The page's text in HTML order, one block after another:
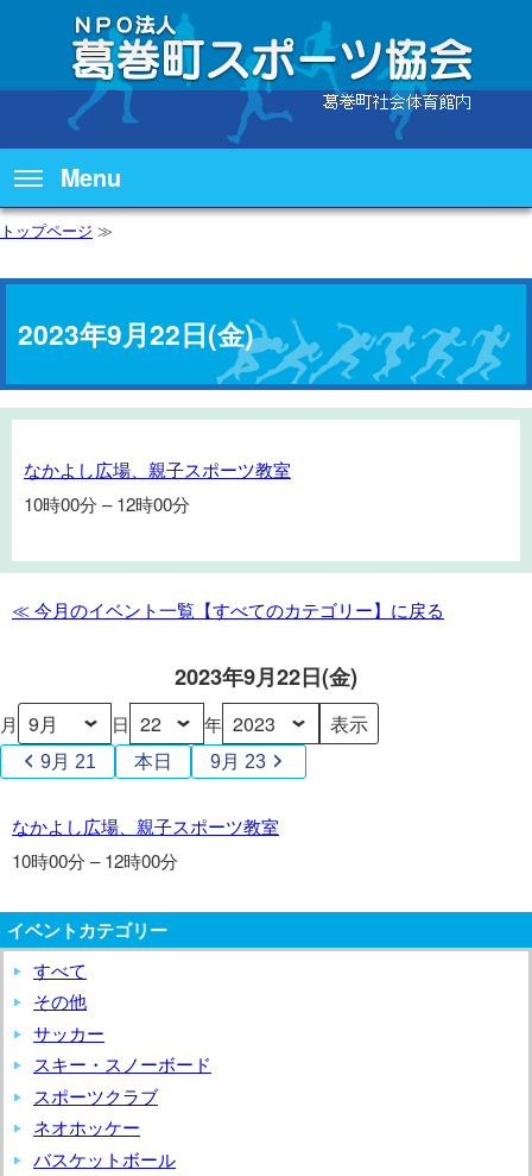
Menu
トップページ ≫
2023年9月22日(金)
な
広
場、
ポ
ー
ツ
室
なかよし広場、親子スポーツ教室
10時00分 – 12時00分
≪ 今月のイベント一覧【すべてのカテゴリー】に戻る
2023年9月22日(金)
月 日 年
9月 21 本日 9月 23
な
よ
広
場、
ポ
ー
ツ
教
なかよし広場、親子スポーツ教室
10時00分 – 12時00分
イベントカテゴリー
すべて
その他
サッカー
スキー・スノーボード
スポーツクラブ
ネオホッケー
バスケットボール